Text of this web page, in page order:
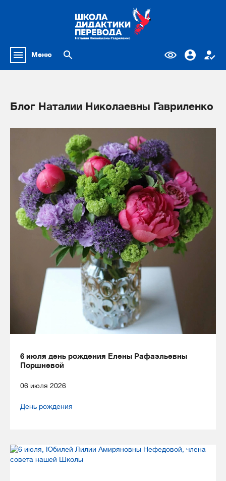
Меню
Блог Наталии Николаевны Гавриленко
6 июля день рождения Елены Рафаэльевны
Поршневой
06 июля 2026
День рождения